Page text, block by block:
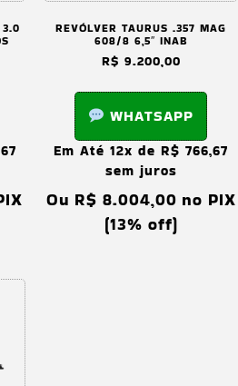
3.0
REVÓLVER TAURUS .357 MAG
608/8 6,5″ INAB
R$ 9.200,00
WHATSAPP
Em Até 12x de R$ 766,67
sem juros
Ou R$ 8.004,00 no PIX
(13% off)